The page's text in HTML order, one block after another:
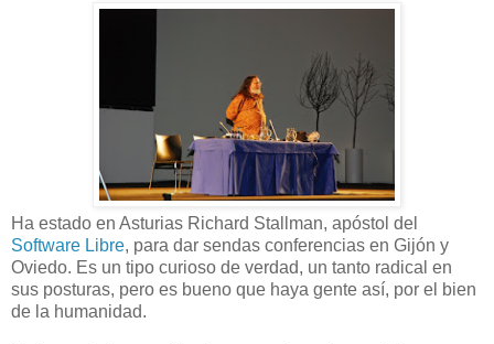
Ha estado en Asturias Richard Stallman, apóstol del
Software Libre, para dar sendas conferencias en Gijón y
Oviedo. Es un tipo curioso de verdad, un tanto radical en
sus posturas, pero es bueno que haya gente así, por el bien
de la humanidad.